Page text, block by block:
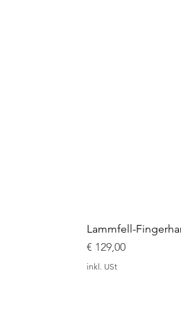
Lammfell-
Preis
€ 129,00
inkl. USt